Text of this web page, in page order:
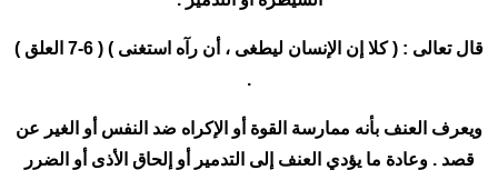
قال تعالى : ( كلا إن الإنسان ليطغى ، أن رآه استغنى ) ( 6-7 العلق )
.
ويعرف العنف بأنه ممارسة القوة أو الإكراه ضد النفس أو الغير عن
قصد . وعادة ما يؤدي العنف إلى التدمير أو إلحاق الأذى أو الضرر